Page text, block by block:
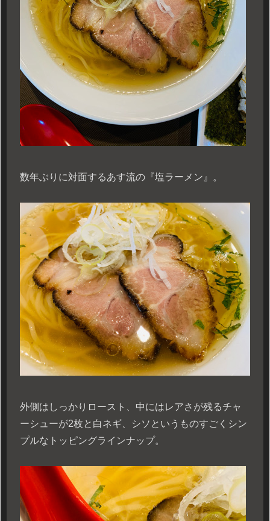
数年ぶりに対面するあす流の『塩ラーメン』。
外側はしっかりロースト、中にはレアさが残るチャ
ーシューが2枚と白ネギ、シソというものすごくシン
プルなトッピングラインナップ。